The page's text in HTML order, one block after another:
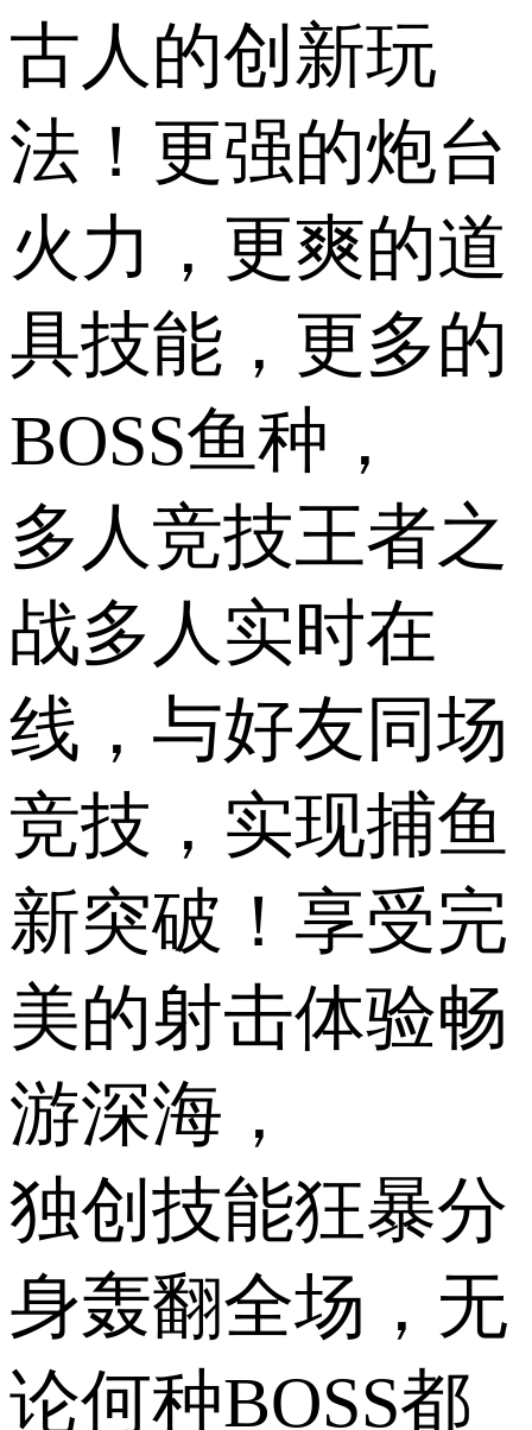
古人的创新玩
法！更强的炮台
火力，更爽的道
具技能，更多的
BOSS鱼种，
多人竞技王者之
战多人实时在
线，与好友同场
竞技，实现捕鱼
新突破！享受完
美的射击体验畅
游深海，
独创技能狂暴分
身轰翻全场，无
论何种BOSS都